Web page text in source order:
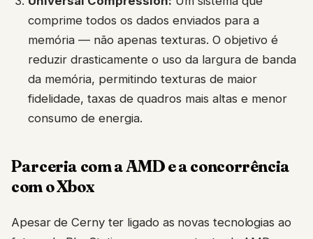
comprime todos os dados enviados para a
memória — não apenas texturas. O objetivo é
reduzir drasticamente o uso da largura de banda
da memória, permitindo texturas de maior
fidelidade, taxas de quadros mais altas e menor
consumo de energia.
Parceria com a AMD e a concorrência
com o Xbox
Apesar de Cerny ter ligado as novas tecnologias ao